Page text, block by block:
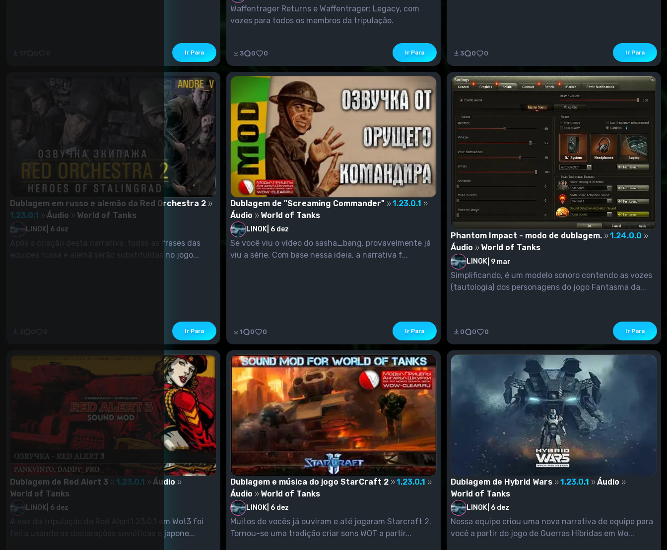
Ir Para
Waffentrager Returns e Waffentrager: Legacy, com
vozes para todos os membros da tripulação.
3 0 0 Ir Para 3 0 0 Ir Para
Dublagem em russo e alemão da Red Orchestra 2
1.23.0.1
Áudio World of Tanks
LINOK 6 dez
Após a criação desta narrativa, todas as frases das
equipes russa e alemã serão substituídas no jogo...
Ir Para
Dublagem de "Screaming Commander"
1.23.0.1
Áudio
World of Tanks
LINOK 6 dez
Se você viu o vídeo do sasha_bang, provavelmente já
viu a série. Com base nessa ideia, a narrativa f...
1 0 0 Ir Para
Phantom Impact - modo de dublagem.
1.24.0.0
Áudio
World of Tanks
LINOK 9 mar
Simplificando, é um modelo sonoro contendo as vozes
(tautologia) dos personagens do jogo Fantasma da...
0 0 0 Ir Para
Dublagem de Red Alert 3 1.23.0.1
Áudio
World of Tanks
LINOK 6 dez
A voz da tripulação do Red Alert1.23.0.1 em Wot3 foi
feita usando as declarações soviéticas e japone...
Dublagem e música do jogo StarCraft 2
1.23.0.1
Áudio
World of Tanks
LINOK 6 dez
Muitos de vocês já ouviram e até jogaram Starcraft 2.
Tornou-se uma tradição criar sons WOT a partir...
Dublagem de Hybrid Wars 1.23.0.1
Áudio
World of Tanks
LINOK 6 dez
Nossa equipe criou uma nova narrativa de equipe para
você a partir do jogo de Guerras Híbridas em Wo...